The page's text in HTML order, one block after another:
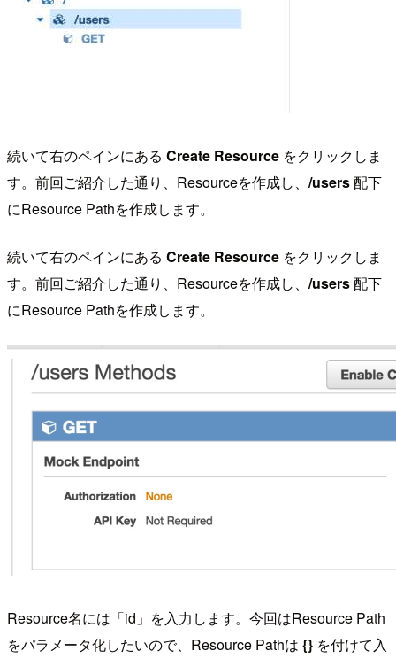
続いて右のペインにある Create Resource をクリックしま
す。前回ご紹介した通り、Resourceを作成し、 /users配下
にResource Pathを作成します。
続いて右のペインにある Create Resource をクリックしま
す。前回ご紹介した通り、Resourceを作成し、 /users配下
にResource Pathを作成します。
Resource名には「id」を入力します。今回はResource Path
をパラメータ化したいので、Resource Pathは {} を付けて入